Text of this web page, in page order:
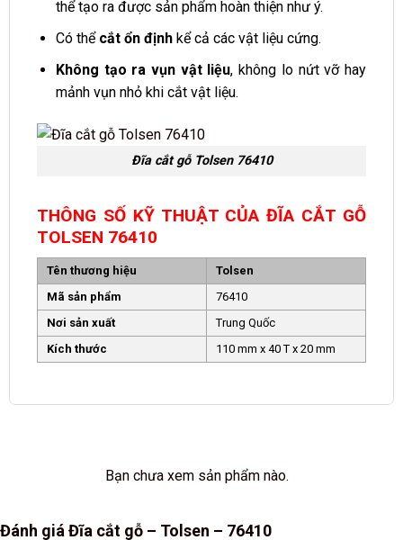
thể tạo ra được sản phẩm hoàn thiện như ý.
Có thể cắt ổn địnhkể cả các vật liệu cứng.
Không tạo ra vụn vật liệu, không lo nứt vỡ hay
mảnh vụn nhỏ khi cắt vật liệu.
Đĩa cắt gỗ Tolsen 76410
THÔNG SỐ KỸ THUẬT CỦA ĐĨA CẮT GỖ
TOLSEN 76410
Tên thương hiệu
Tolsen
Mã sản phẩm
76410
Nơi sản xuất
Trung Quốc
Kích thước
110 mm x 40 T x 20 mm
Bạn chưa xem sản phẩm nào.
Đánh giá Đĩa cắt gỗ – Tolsen – 76410